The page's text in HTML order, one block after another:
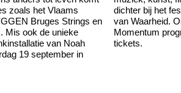
zoals het Vlaams
Bruges Strings en
Mis ook de unieke
van Noah
19 september in
dichter bij het
van Waarheid.
Momentum
tickets.